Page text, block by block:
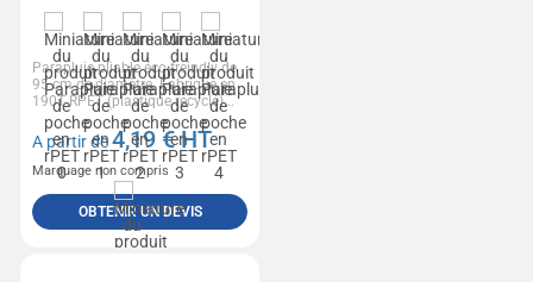
Parapluie pliable éco-freindly de
95 cm de diamètre. Fabriqué en
190T RPET (plastique recyclé)...
A partir de4,19 € HT
Marquage non compris
OBTENIR UN DEVIS